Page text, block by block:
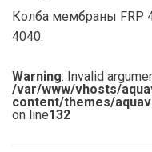
Колба мембраны FRP
4040.
Warning: Invalid
/var/www/vhosts/
content/themes/
on line132